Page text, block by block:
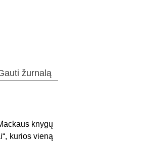
žurnalą
knygų
kurios vieną